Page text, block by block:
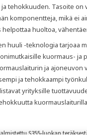
tehokkuuden. Tasoite on
komponentteja, mikä ei
huoltoa,
huuli -teknologia tarjoaa
kuormaus- ja
ja ajoneuvon
ja tehokkaampi
yrityksille
S355-luokan